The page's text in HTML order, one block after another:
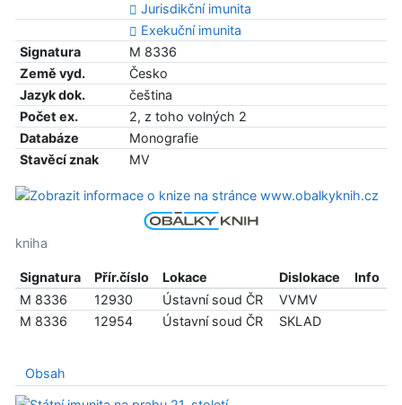
Jurisdikční imunita
Exekuční imunita
Signatura
M 8336
Země vyd.
Česko
Jazyk dok.
čeština
Počet ex.
2, z toho volných 2
Databáze
Monografie
Stavěcí znak
MV
kniha
Signatura Přír.číslo Lokace Dislokace
Info
M 8336
12930 Ústavní soud ČR
VVMV
M 8336
12954 Ústavní soud ČR SKLAD
Obsah